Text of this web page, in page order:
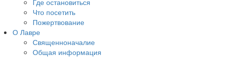
Где остановиться
Что посетить
Пожертвование
О Лавре
Священноначалие
Общая информация